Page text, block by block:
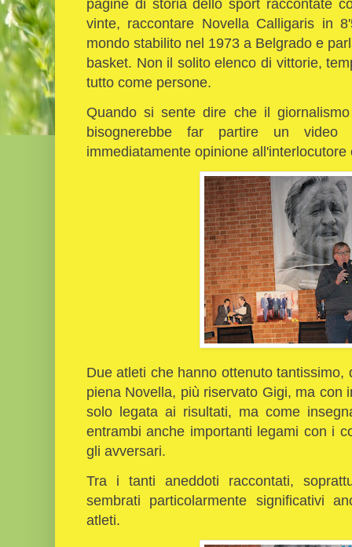
vinte, raccontare Novella Calligaris in
mondo stabilito nel 1973 a Belgrado e
basket. Non il solito elenco di vittorie,
tutto come persone.
Quando si sente dire che il
bisognerebbe far partire un
immediatamente opinione
Due atleti che hanno ottenuto
piena Novella, più riservato Gigi, ma con
solo legata ai risultati, ma come
entrambi anche importanti legami con i
gli avversari.
Tra i tanti aneddoti raccontati,
sembrati particolarmente significativi
atleti.